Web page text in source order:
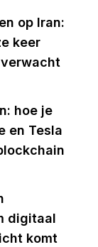
op Iran:
keer
hoe je
en Tesla
digitaal
komt